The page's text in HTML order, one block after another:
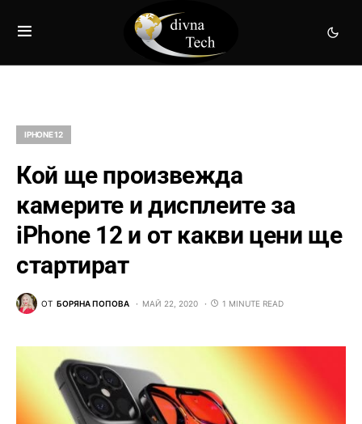
IPHONE 12
Кой ще произвежда
камерите и дисплеите за
iPhone 12 и от какви цени ще
стартират
ОТ БОРЯНА ПОПОВА МАЙ 22, 2020 1 MINUTE READ